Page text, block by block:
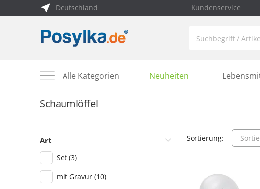
Deutschland Kundenservice
Alle Kategorien Neuheiten
Schaumlöffel
Art
Set (3)
mit Gravur (10)
Sortierung: